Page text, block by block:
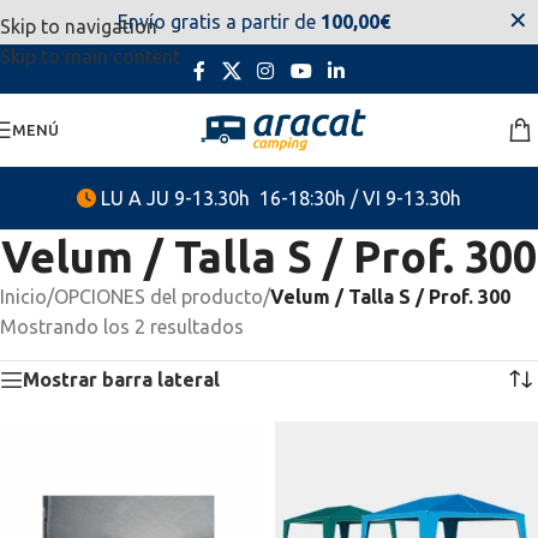
Skip to navigation
Skip to main content
estaremos disponibles. Disculpen las molestias.
MENÚ
LU A JU 9-13.30h 16-18:30h / VI 9-13.30h
Velum / Talla S / Prof. 300
Inicio/OPCIONES del producto/Velum / Talla S / Prof. 300
Mostrando los 2 resultados
Envío gratis a partir de 100,00€ ✕
Mostrar barra lateral